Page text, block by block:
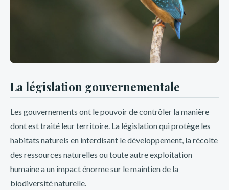
La législation gouvernementale
Les gouvernements ont le pouvoir de contrôler la manière
dont est traité leur territoire. La législation qui protège les
habitats naturels en interdisant le développement, la récolte
des ressources naturelles ou toute autre exploitation
humaine a un impact énorme sur le maintien de la
biodiversité naturelle.